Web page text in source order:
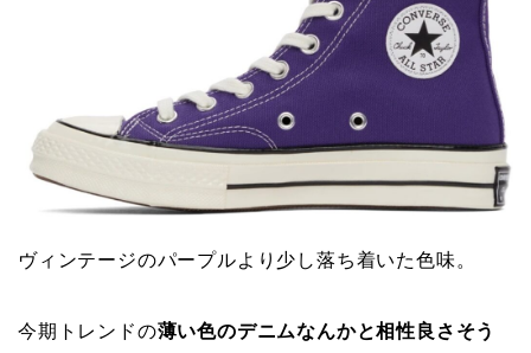
ヴィンテージのパープルより少し落ち着いた色味。
今期トレンドの薄い色のデニムなんかと相性良さそう